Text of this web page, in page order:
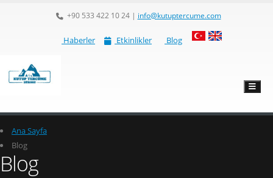
+90 533 422 10 24| info@kutuptercume.com
Haberler Etkinlikler Blog
Ana Sayfa
Blog
Blog